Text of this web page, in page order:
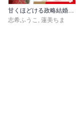
岩下慶子 ,しろうさな
甘くほどける政略結婚～大嫌いな人は愛したがりの許婚でした～
志希ふうこ , 蓮美ちま